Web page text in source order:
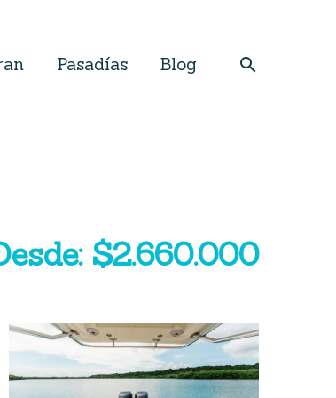
Pasadías Blog
$2.660.000